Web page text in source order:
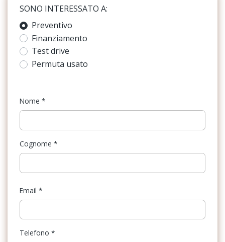
Illuminazione abitacolo
Interni in tessuto
Pacchetto sicurezza
Personalizzazioni Linea e Stile
Portellone bagagliaio semi-elettrico
Predisposizioni
Presa 12V aggiuntiva
Retrovisore interno anabbagliante
Pacchetto assistenza parcheggio
Pacchetto equipaggiamenti italia
Pacchetto funzione pneumatici
Pacchetto service 1
Sistema di navigazione e infotainment audi connect
Volante in pelle a 3 razze multifunzionale plus con bilancieri
SONO INTERESSATO A:
Preventivo
Finanziamento
Test drive
Permuta usato
Nome *
Cognome *
Email *
Telefono *